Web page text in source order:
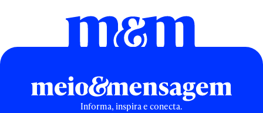
Informa, inspira e conecta.